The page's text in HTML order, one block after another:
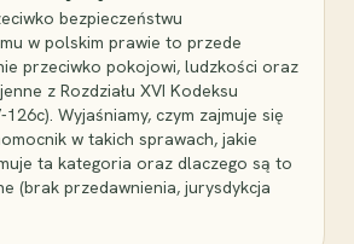
bezpieczeństwu
w polskim prawie to przede
przeciwko pokojowi, ludzkości oraz
z Rozdziału XVI Kodeksu
Wyjaśniamy, czym zajmuje się
w takich sprawach, jakie
ta kategoria oraz dlaczego są to
(brak przedawnienia, jurysdykcja